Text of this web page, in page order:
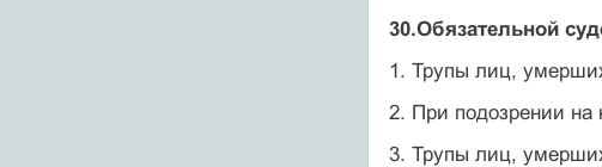
30.Обязательной
1. Трупы лиц,
2. При подозрении на
3. Трупы лиц,